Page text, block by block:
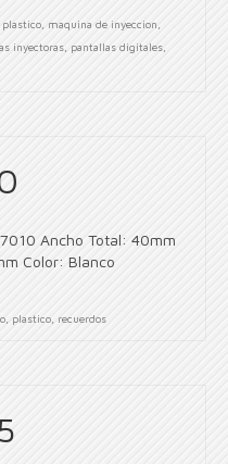
plastico maquina de inyeccion
inyectoras pantallas digitales
Ancho Total: 40mm
Color: Blanco
plastico recuerdos